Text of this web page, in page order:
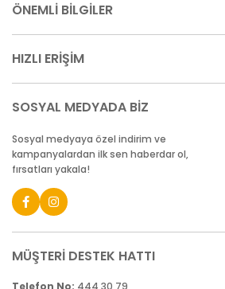
ÖNEMLİ BİLGİLER
HIZLI ERİŞİM
SOSYAL MEDYADA BİZ
Sosyal medyaya özel indirim ve
kampanyalardan ilk sen haberdar ol,
fırsatları yakala!
MÜŞTERİ DESTEK HATTI